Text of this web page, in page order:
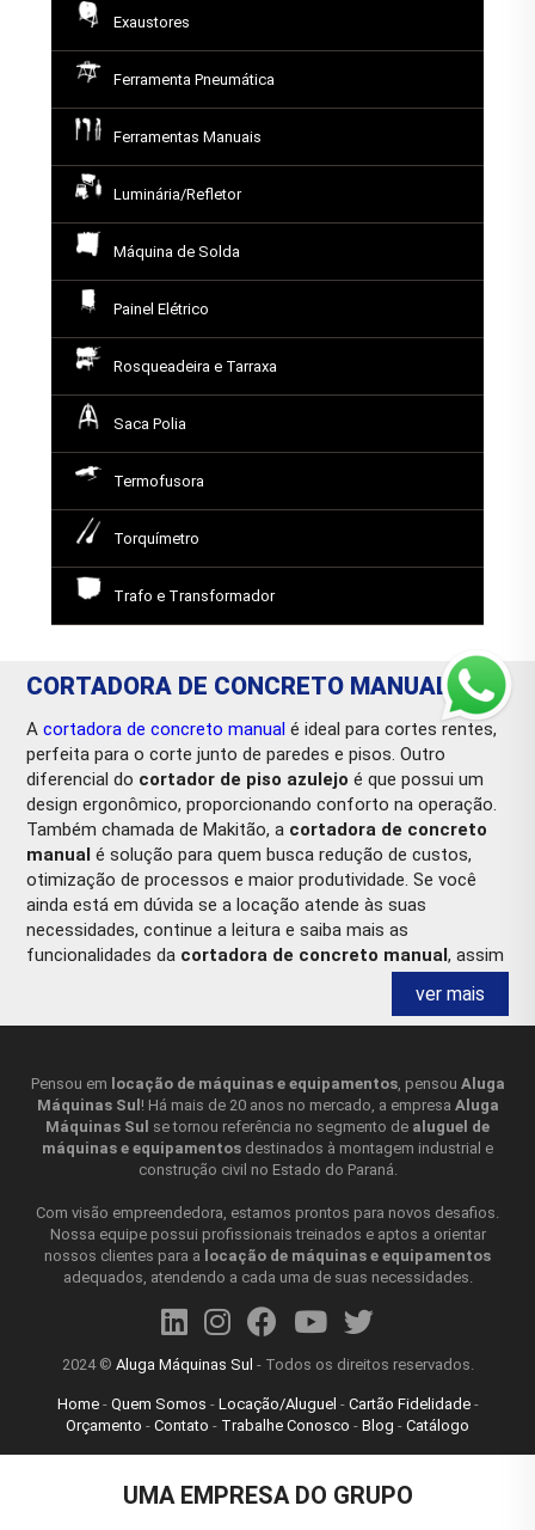
Exaustores
Ferramenta Pneumática
Ferramentas Manuais
Luminária/Refletor
Máquina de Solda
Painel Elétrico
Rosqueadeira e Tarraxa
Saca Polia
Termofusora
Torquímetro
Trafo e Transformador
CORTADORA DE CONCRETO MANUAL
Acortadora de concreto manual é ideal para cortes rentes,
perfeita para o corte junto de paredes e pisos. Outro
diferencial do cortador de piso azulejo é que possui um
design ergonômico, proporcionando conforto na operação.
Também chamada de Makitão, a cortadora de concreto
manual é solução para quem busca redução de custos,
otimização de processos e maior produtividade. Se você
ainda está em dúvida se a locação atende às suas
necessidades, continue a leitura e saiba mais as
funcionalidades da cortadora de concreto manual, assim
Acortadora de concretomanual proporciona corte rápido
e limpo, com alta capacidade e dupla isolação. Sendo assim,
é indicada para cortar mármore, granito, concreto, alvenaria,
telha, tijolo, ardósia e pedras em geral. Além disso, o
cortador de pisos cerâmicos e azulejostambém serve
para a instalação de portas e janelas, passagem de
conduítes e outras aplicações.
DIFERENCIAIS DO ALUGUEL DE
CORTADORA DE CONCRETO MANUAL
cortadora de concreto manualnão é um custo a mais, e
sim um investimento. Confira, a seguir, os diferenciais de
⦁ O equipamento passa por manutenções periódicas a fim
ver mais
Pensou em locação de máquinas e equipamentos, pensou Aluga
Máquinas Sul ! Há mais de 20 anos no mercado, a empresa Aluga
Máquinas Sul se tornou referência no segmento de aluguel de
máquinas e equipamentos destinados à montagem industrial e
construção civil no Estado do Paraná.
Com visão empreendedora, estamos prontos para novos desafios.
Nossa equipe possui profissionais treinados e aptos a orientar
nossos clientes para a locação de máquinas e equipamentos
adequados, atendendo a cada uma de suas necessidades.
2024 © Aluga Máquinas Sul - Todos os direitos reservados.
Home- Quem Somos - Locação/Aluguel - Cartão Fidelidade-
Orçamento - Contato - Trabalhe Conosco - Blog - Catálogo
UMA EMPRESA DO GRUPO
Controle a sua privacidade
Nosso site utiliza cookies para sua navegação.